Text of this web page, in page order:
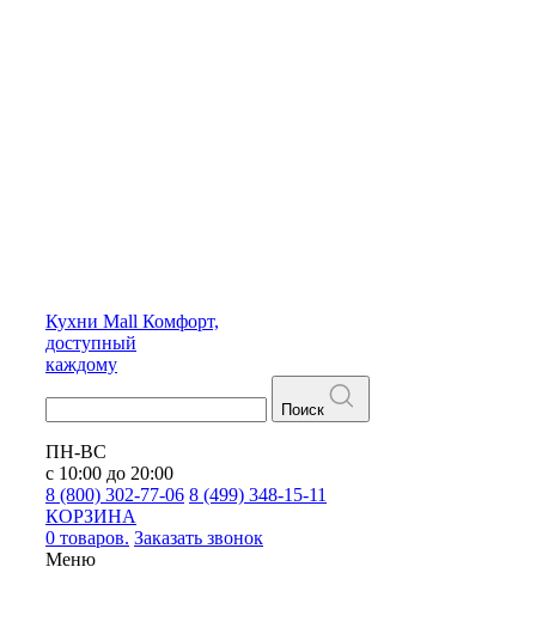
Кухни Mall Комфорт,
доступный
каждому
Поиск
ПН-ВС
с 10:00 до 20:00
8 (800) 302-77-06 8 (499) 348-15-11
КОРЗИНА
0 товаров. Заказать звонок
Меню